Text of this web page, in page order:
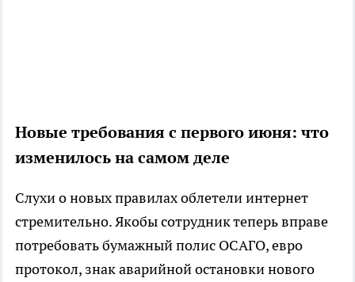
Новые требования с первого июня: что
изменилось на самом деле
Слухи о новых правилах облетели интернет
стремительно. Якобы сотрудник теперь вправе
потребовать бумажный полис ОСАГО, евро
протокол, знак аварийной остановки нового